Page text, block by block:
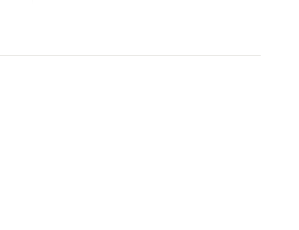
a dog or cat to keep him company, or even